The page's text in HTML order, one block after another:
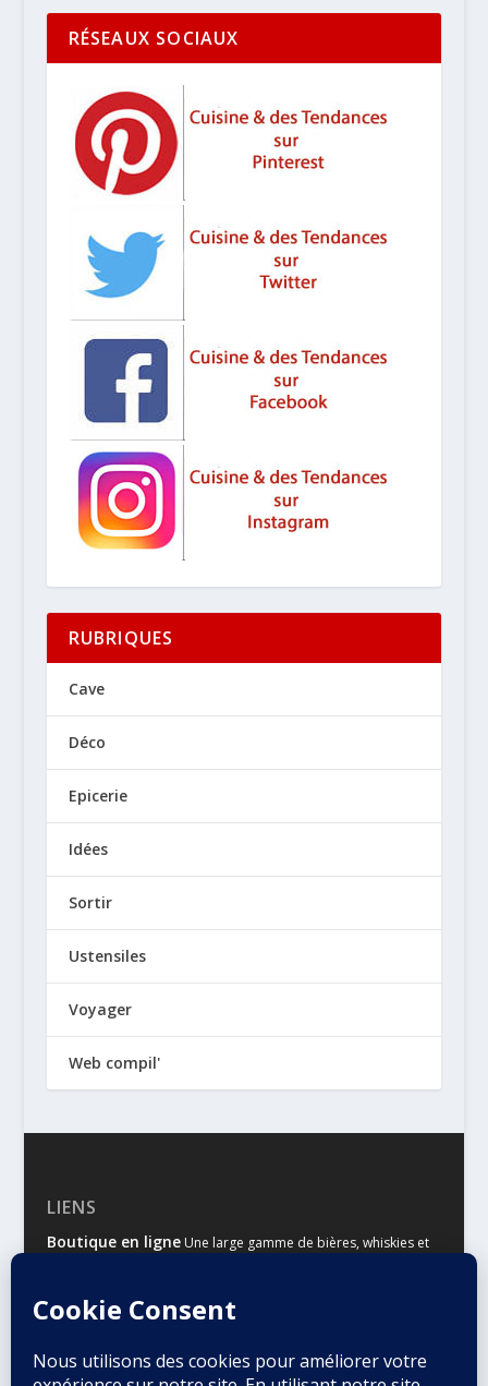
RÉSEAUX SOCIAUX
RUBRIQUES
Cave
Déco
Epicerie
Idées
Sortir
Ustensiles
Voyager
Web compil'
LIENS
Boutique en ligneUne large gamme de bières, whiskies et
Malts & HoublonsLe site d’information des amateurs de